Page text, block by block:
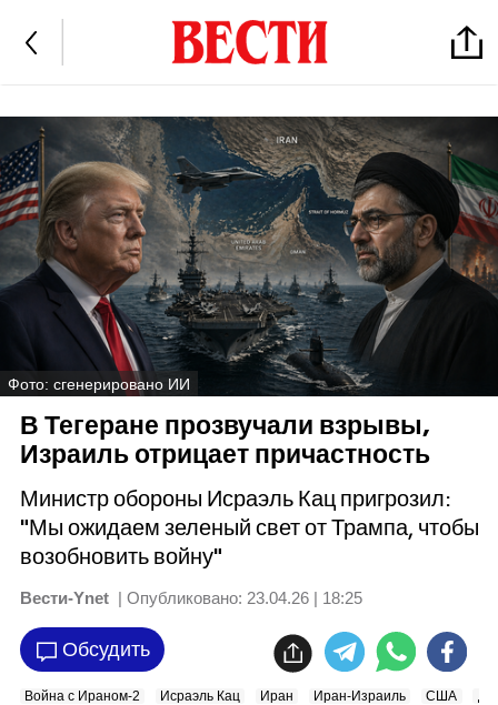
Фото: сгенерировано ИИ
В Тегеране прозвучали взрывы,
Израиль отрицает причастность
Министр обороны Исраэль Кац пригрозил:
"Мы ожидаем зеленый свет от Трампа, чтобы
возобновить войну"
Вести-Ynet | Опубликовано: 23.04.26 | 18:25
Обсудить
Война с Ираном-2 Исраэль Кац Иран Иран-Израиль США